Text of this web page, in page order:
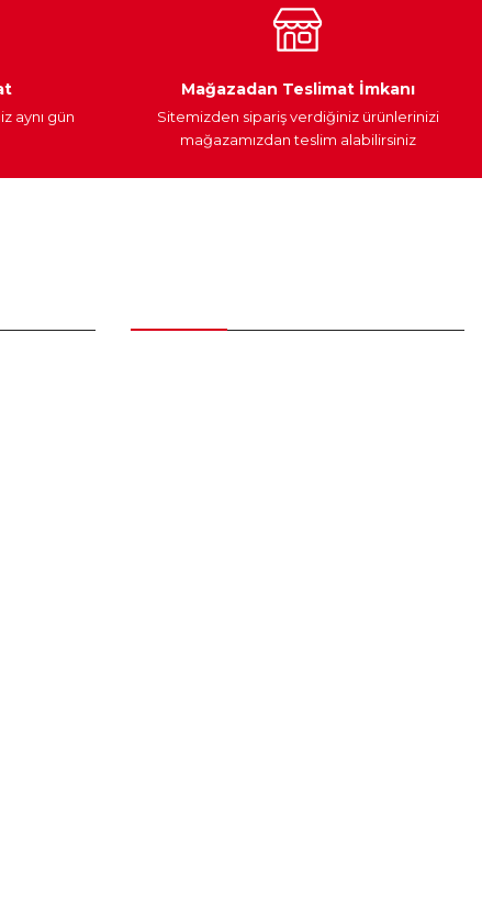
Yedek Parça
aynı gün
Mağazadan Teslimat İmkanı
Sitemizden sipariş verdiğiniz ürünlerinizi
mağazamızdan teslim alabilirsiniz